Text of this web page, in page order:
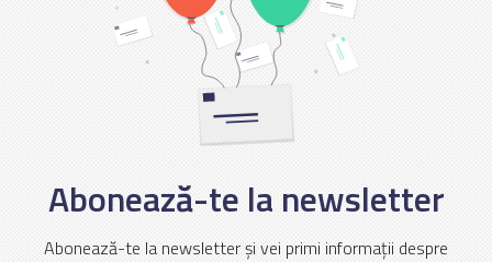
Abonează-te la newsletter
Abonează-te la newsletter și vei primi informații despre